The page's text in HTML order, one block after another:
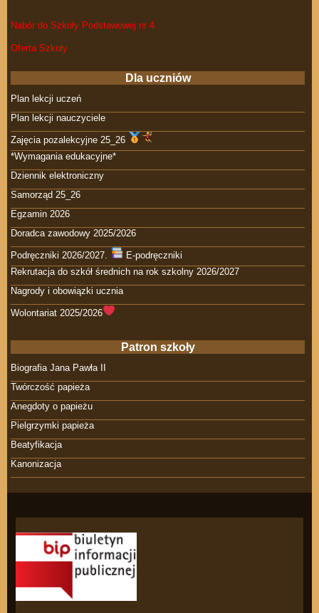
Nabór do Szkoły Podstawowej nr 4
Oferta Szkoły
Dla uczniów
Plan lekcji uczeń
Plan lekcji nauczyciele
Zajęcia pozalekcyjne 25_26
*Wymagania edukacyjne*
Dziennik elektroniczny
Samorząd 25_26
Egzamin 2026
Doradca zawodowy 2025/2026
Podręczniki 2026/2027.
E-podręczniki
Rekrutacja do szkół średnich na rok szkolny 2026/2027
Nagrody i obowiązki ucznia
Wolontariat 2025/2026
Patron szkoły
Biografia Jana Pawła II
Twórczość papieża
Anegdoty o papieżu
Pielgrzymki papieża
Beatyfikacja
Kanonizacja